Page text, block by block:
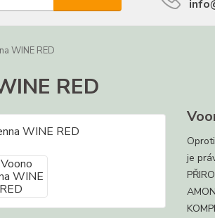
WINE RED
RED
je